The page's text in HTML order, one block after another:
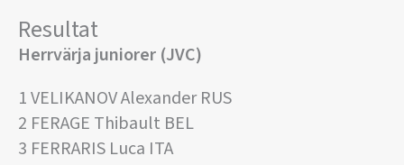
Resultat
Herrvärja juniorer (JVC)
1 VELIKANOV Alexander RUS
2 FERAGE Thibault BEL
3 FERRARIS Luca ITA